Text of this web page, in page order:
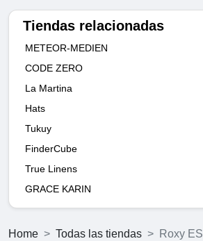
Tiendas relacionadas
METEOR-MEDIEN
CODE ZERO
La Martina
Hats
Tukuy
FinderCube
True Linens
GRACE KARIN
Home Todas las tiendas Roxy ES